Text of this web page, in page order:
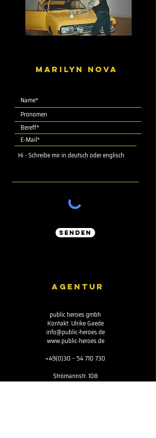
MARILYN NOVA
SENDEN
AGENTUR
public heroes gmbh
Kontakt: Ulrike Gaede
info@public-heroes.de
www.public-heroes.de
+49(0)30 –54 710 730
Strömannstr. 108
13125 Berlin